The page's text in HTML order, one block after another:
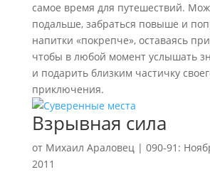
самое время для путешествий.
подальше, забраться повыше и
напитки «покрепче», оставаясь
чтобы в любой момент услышать
и подарить близким частичку
приключения.
Взрывная сила
от Михаил Араловец| 090-91:
2011